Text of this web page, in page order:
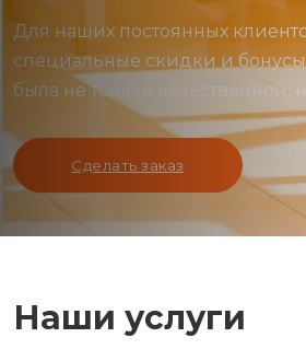
Для наших постоянных
специальные скидки и
была не только качественной,
Сделать заказ
Наши услуги